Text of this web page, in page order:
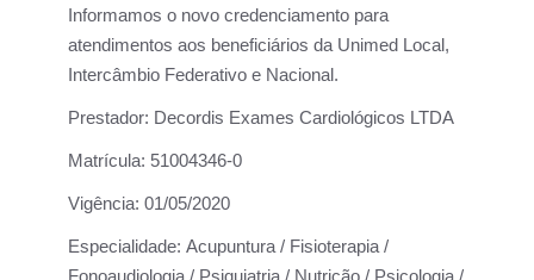
Informamos o novo credenciamento para
atendimentos aos beneficiários da Unimed Local,
Intercâmbio Federativo e Nacional.
Prestador: Decordis Exames Cardiológicos LTDA
Matrícula: 51004346-0
Vigência: 01/05/2020
Especialidade: Acupuntura / Fisioterapia /